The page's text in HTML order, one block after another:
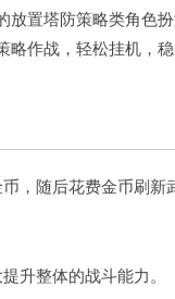
放置塔防策略类角色
略作战，轻松挂机 ，
，随后花费金币刷新
升整体的战斗能力。